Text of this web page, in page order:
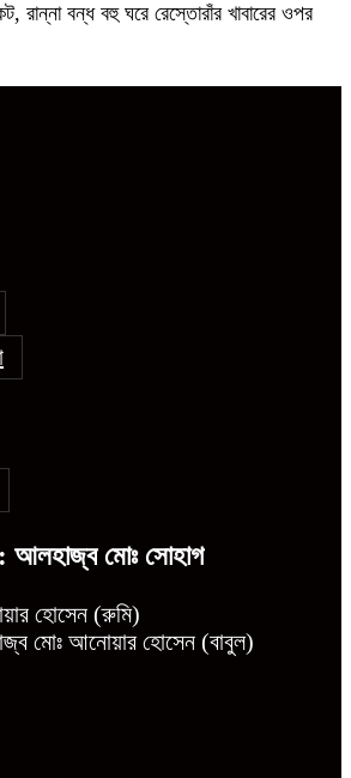
রান্না বন্ধ বহু ঘরে রেস্তোরাঁর খাবারের ওপর
আলহাজ্ব মোঃ সোহাগ
হোসেন (রুমি)
মোঃ আনোয়ার হোসেন (বাবুল)